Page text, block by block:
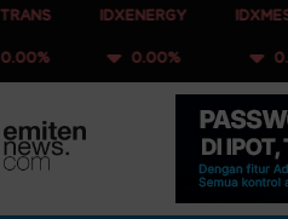
IDXENERGY
0.00%
IDXMESBUMN
0.00%